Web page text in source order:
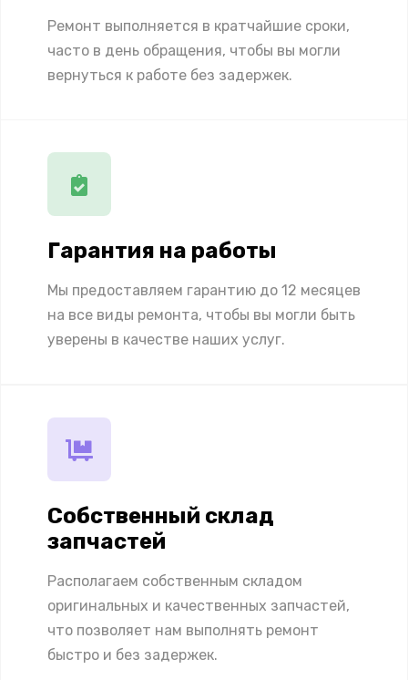
Ремонт выполняется в кратчайшие сроки,
часто в день обращения, чтобы вы могли
вернуться к работе без задержек.
Гарантия на работы
Мы предоставляем гарантию до 12 месяцев
на все виды ремонта, чтобы вы могли быть
уверены в качестве наших услуг.
Собственный склад
запчастей
Располагаем собственным складом
оригинальных и качественных запчастей,
что позволяет нам выполнять ремонт
быстро и без задержек.